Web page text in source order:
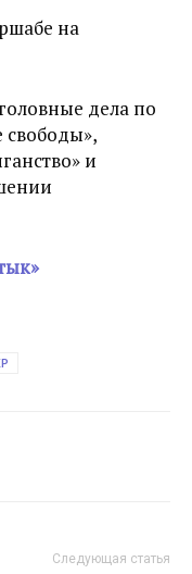
на
дела по
свободы»,
и
Следующая статья